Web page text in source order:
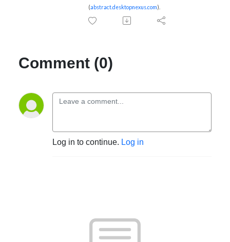
(abstract.desktopnexus.com).
Comment (0)
Log in to continue. Log in